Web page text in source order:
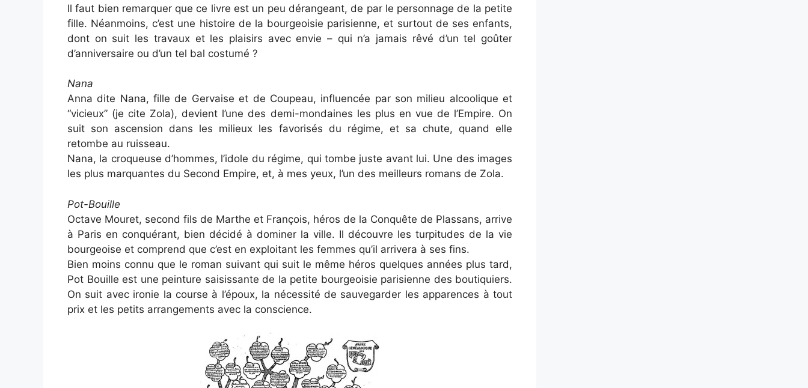
Il faut bien remarquer que ce livre est un peu dérangeant, de par le personnage de la petite
fille. Néanmoins, c’est une histoire de la bourgeoisie parisienne, et surtout de ses enfants,
dont on suit les travaux et les plaisirs avec envie – qui n’a jamais rêvé d’un tel goûter
d’anniversaire ou d’un tel bal costumé ?
Nana
Anna dite Nana, fille de Gervaise et de Coupeau, influencée par son milieu alcoolique et
“vicieux” (je cite Zola), devient l’une des demi-mondaines les plus en vue de l’Empire. On
suit son ascension dans les milieux les favorisés du régime, et sa chute, quand elle
retombe au ruisseau.
Nana, la croqueuse d’hommes, l’idole du régime, qui tombe juste avant lui. Une des images
les plus marquantes du Second Empire, et, à mes yeux, l’un des meilleurs romans de Zola.
Pot-Bouille
Octave Mouret, second fils de Marthe et François, héros de la Conquête de Plassans, arrive
à Paris en conquérant, bien décidé à dominer la ville. Il découvre les turpitudes de la vie
bourgeoise et comprend que c’est en exploitant les femmes qu’il arrivera à ses fins.
Bien moins connu que le roman suivant qui suit le même héros quelques années plus tard,
Pot Bouille est une peinture saisissante de la petite bourgeoisie parisienne des boutiquiers.
On suit avec ironie la course à l’époux, la nécessité de sauvegarder les apparences à tout
prix et les petits arrangements avec la conscience.